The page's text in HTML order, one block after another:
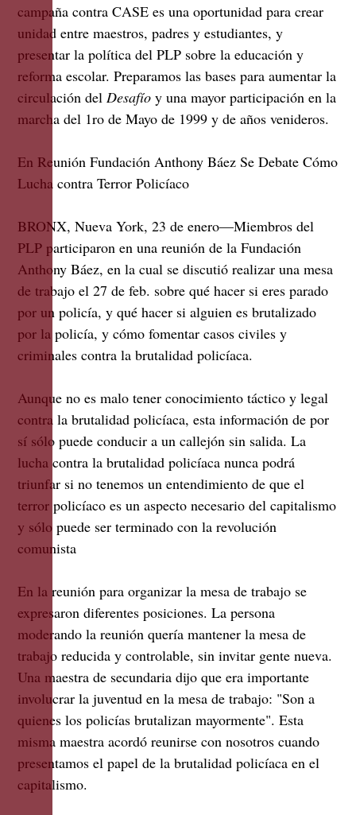
campaña contra CASE es una oportunidad para crear
unidad entre maestros, padres y estudiantes, y
presentar la política del PLP sobre la educación y
reforma escolar. Preparamos las bases para aumentar la
circulación del Desafíoy una mayor participación en la
marcha del 1ro de Mayo de 1999 y de años venideros.
En Reunión Fundación Anthony Báez Se Debate Cómo
Lucha contra Terror Policíaco
BRONX, Nueva York, 23 de enero—Miembros del
PLP participaron en una reunión de la Fundación
Anthony Báez, en la cual se discutió realizar una mesa
de trabajo el 27 de feb. sobre qué hacer si eres parado
por un policía, y qué hacer si alguien es brutalizado
por la policía, y cómo fomentar casos civiles y
criminales contra la brutalidad policíaca.
Aunque no es malo tener conocimiento táctico y legal
contra la brutalidad policíaca, esta información de por
sí sólo puede conducir a un callejón sin salida. La
lucha contra la brutalidad policíaca nunca podrá
triunfar si no tenemos un entendimiento de que el
terror policíaco es un aspecto necesario del capitalismo
y sólo puede ser terminado con la revolución
comunista
En la reunión para organizar la mesa de trabajo se
expresaron diferentes posiciones. La persona
moderando la reunión quería mantener la mesa de
trabajo reducida y controlable, sin invitar gente nueva.
Una maestra de secundaria dijo que era importante
involucrar la juventud en la mesa de trabajo: "Son a
quienes los policías brutalizan mayormente". Esta
misma maestra acordó reunirse con nosotros cuando
presentamos el papel de la brutalidad policíaca en el
capitalismo.